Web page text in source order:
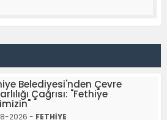
Belediyesi'nden Çevre
Çağrısı: "Fethiye
2026 - FETHİYE